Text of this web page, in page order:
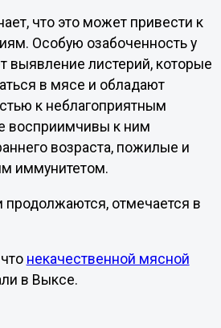
что это может привести к
Особую озабоченность у
выявление листерий, которые
в мясе и обладают
к неблагоприятным
восприимчивы к ним
возраста, пожилые и
иммунитетом.
отмечается в
некачественной мясной
в Выксе.